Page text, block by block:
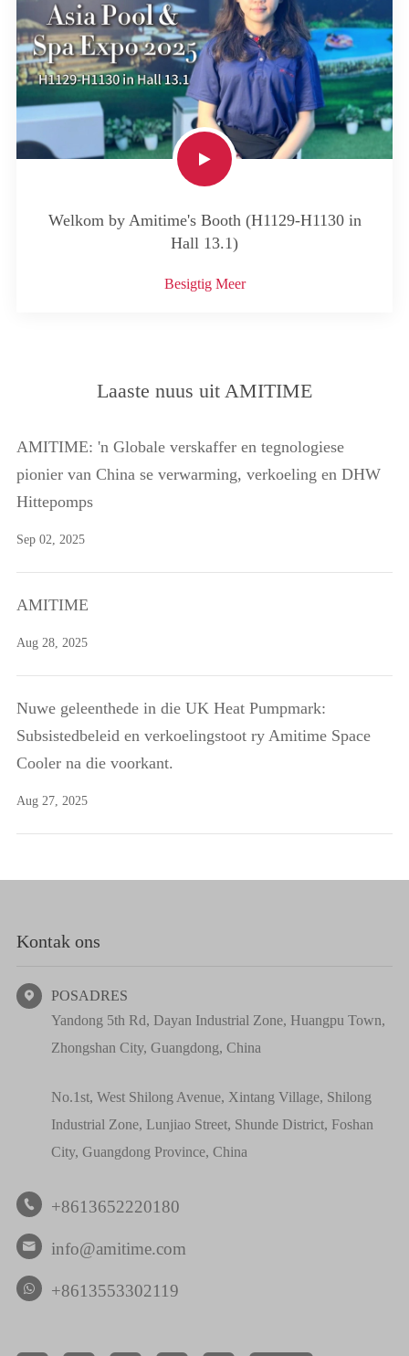
Welkom by Amitime's Booth (H1129-H1130 in
Hall 13.1)
Besigtig Meer
Laaste nuus uit AMITIME
AMITIME: 'n Globale verskaffer en tegnologiese
pionier van China se verwarming, verkoeling en DHW
Hittepomps
Sep 02, 2025
AMITIME
Aug 28, 2025
Nuwe geleenthede in die UK Heat Pumpmark:
Subsistedbeleid en verkoelingstoot ry Amitime Space
Cooler na die voorkant.
Aug 27, 2025
Kontak ons

POSADRES
Yandong 5th Rd, Dayan Industrial Zone, Huangpu Town,
Zhongshan City, Guangdong, China
No.1st, West Shilong Avenue, Xintang Village, Shilong
Industrial Zone, Lunjiao Street, Shunde District, Foshan
City, Guangdong Province, China
 +8613652220180
 info@amitime.com
+8613553302119